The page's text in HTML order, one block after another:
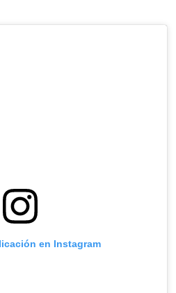
en Instagram